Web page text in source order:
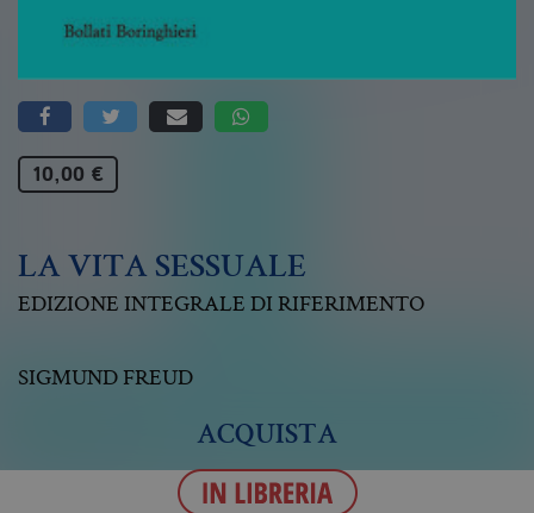
10,00 €
LA VITA SESSUALE
EDIZIONE INTEGRALE DI RIFERIMENTO
SIGMUND FREUD
ACQUISTA